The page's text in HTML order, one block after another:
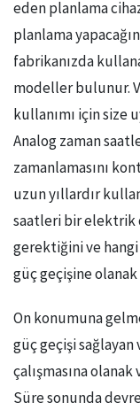
eden planlama
planlama
fabrikanızda
modeller bulunur.
kullanımı için size
Analog zaman
zamanlamasını
uzun yıllardır
saatleri bir elektrik
gerektiğini ve hangi
güç geçişine olanak
On konumuna
güç geçişi
çalışmasına
Süre sonunda